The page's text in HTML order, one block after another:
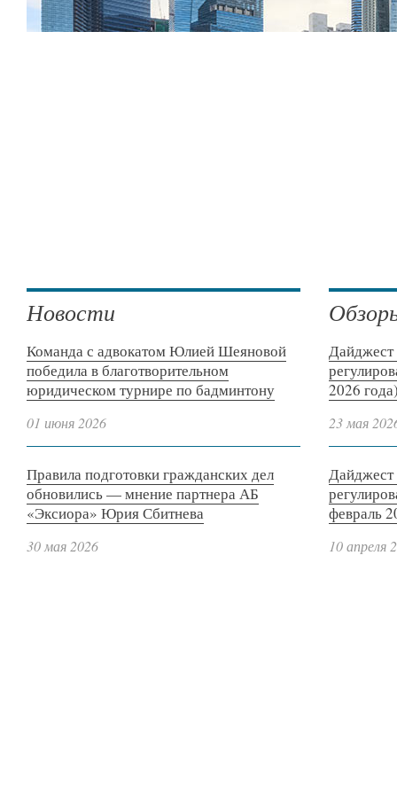
Новости
Команда с адвокатом Юлией Шеяновой
победила в благотворительном
юридическом турнире по бадминтону
01 июня 2026
Правила подготовки гражданских дел
обновились — мнение партнера АБ
«Эксиора» Юрия Сбитнева
30 мая 2026
Дайджест
2026
23 мая
Дайджест
февраль
10 апреля